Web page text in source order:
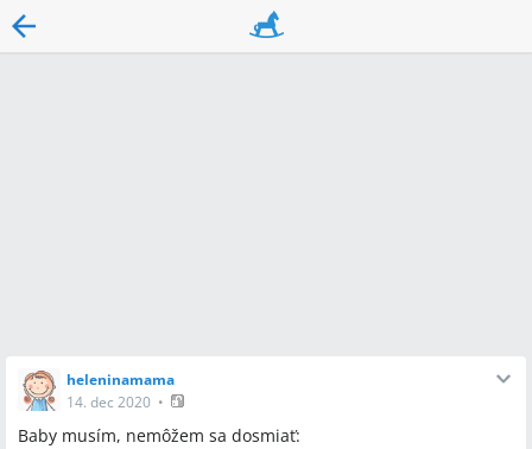
heleninamama
14. dec 2020 •
Baby musím, nemôžem sa dosmiať: